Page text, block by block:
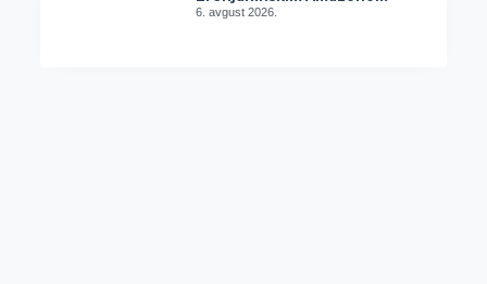
6. avgust 2026.